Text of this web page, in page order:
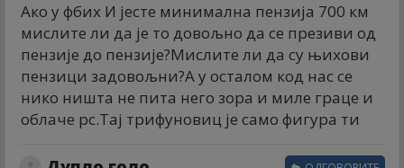
Ако у фбих И јесте минимална пензија 700 км
мислите ли да је то довољно да се презиви од
пензије до пензије?Мислите ли да су њихови
пензици задовољни?А у осталом код нас се
нико ништа не пита него зора и миле граце и
облаче рс.Тај трифуновиц је само фигура ти